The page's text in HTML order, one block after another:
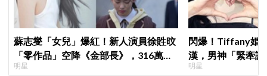
蘇志燮「女兒」爆紅！新人演員徐貹旼
「零作品」空降《金部長》，316萬舊
片被挖出網驚呆：星味藏不住！
明星
閃爆！Tiffany婚
漢，男神「緊牽
甜度超標
明星